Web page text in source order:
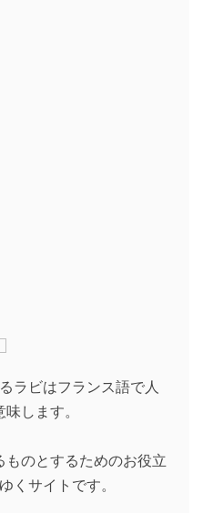
ラビはフランス語で人
します。
のとするためのお役立
くサイトです。